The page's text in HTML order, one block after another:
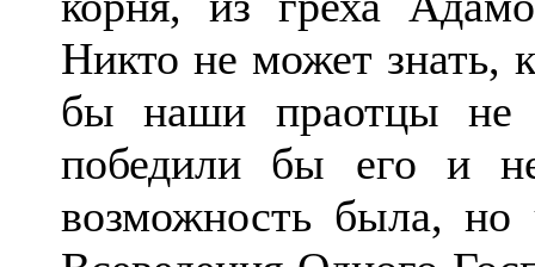
Никто не может знать,
бы наши праотцы не
победили бы его и
возможность была,